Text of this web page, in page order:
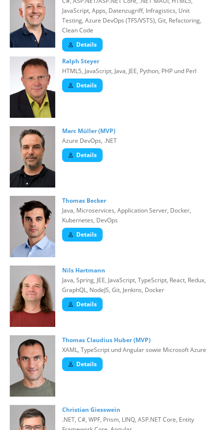
JavaScript, Apps, Datenzugriff, Infragistics, Unit
Testing, Azure DevOps (TFS/VSTS), Git, Refactoring,
Clean Code
Details
Ralph Steyer
HTML5, JavaScript, Java, JEE, Python, PHP und Perl
Details
Marc Müller (MVP)
Azure DevOps, .NET
Details
Thomas Becker
Java, Microservices, Application Server, Docker,
Kubernetes, DevOps
Details
Nils Hartmann
Java, Spring, JEE, JavaScript, TypeScript, React, Redux,
GraphQL, NodeJS, Git, Jenkins, Docker
Details
Thomas Claudius Huber (MVP)
XAML, TypeScript und Angular sowie Microsoft Azure
Details
Christian Giesswein
.NET, C#, WPF, Prism, LINQ, ASP.NET Core, Entity